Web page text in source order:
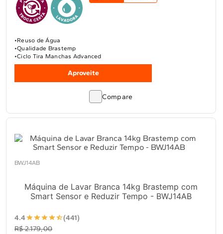
Reuso de Água
Qualidade Brastemp
Ciclo Tira Manchas Advanced
Aproveite
Compare
BWJ14AB
Máquina de Lavar Branca 14kg Brastemp com
Smart Sensor e Reduzir Tempo - BWJ14AB
4.4
(441)
R$ 2.179,00